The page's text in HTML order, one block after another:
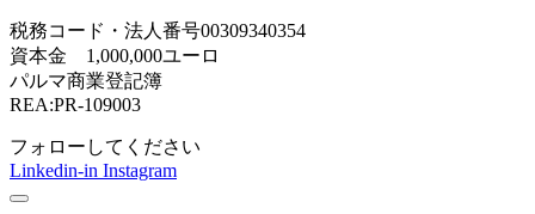
税務コード・法人番号00309340354
資本金 1,000,000ユーロ
パルマ商業登記簿
REA:PR-109003
フォローしてください
Linkedin-in Instagram